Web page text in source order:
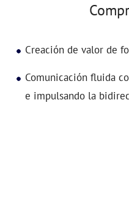
Creación de valor de
Comunicación fluida
e impulsando la